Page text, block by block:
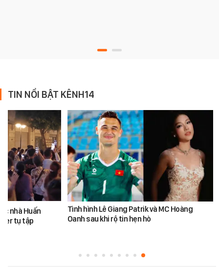
TIN NỔI BẬT KÊNH14
nhà Huấn
tụ tập
Tình hình Lê Giang Patrik và MC Hoàng
Oanh sau khi rộ tin hẹn hò